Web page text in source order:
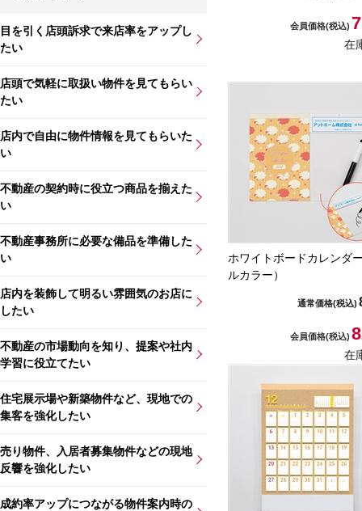
目を引く店頭訴求で来店率をアップし
たい
店頭で気軽に取扱い物件を見てもらい
たい
店内で自由に物件情報を見てもらいた
い
不動産の契約時に役立つ商品を揃えた
い
不動産事務所に必要な備品を準備した
い
店内を装飾して明るい雰囲気のお店に
したい
不動産の市場動向を知り、提案や社内
学習に役立てたい
住宅展示場や新築物件など、現地での
集客を強化したい
売り物件、入居者募集物件などの現地
反響を強化したい
成約率アップにつながる物件案内時の
会員価格(税込)
在
ホワイトボードカレンダ
ルカラー）
通常価格(税込)
会員価格(税込)
在